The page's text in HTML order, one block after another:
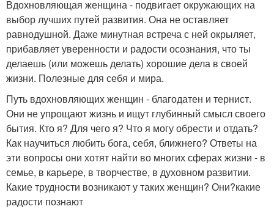
Вдохновляющая женщина - подвигает окружающих на
выбор лучших путей развития. Она не оставляет
равнодушной. Даже минутная встреча с ней окрыляет,
прибавляет уверенности и радости осознания, что ты
делаешь (или можешь делать) хорошие дела в своей
жизни. Полезные для себя и мира.
Путь вдохновляющих женщин - благодатен и тернист.
Они не упрощают жизнь и ищут глубинный смысл своего
бытия. Кто я? Для чего я? Что я могу обрести и отдать?
Как научиться любить бога, себя, ближнего? Ответы на
эти вопросы они хотят найти во многих сферах жизни - в
семье, в карьере, в творчестве, в духовном развитии.
Какие трудности возникают у таких женщин? Они?какие
радости познают